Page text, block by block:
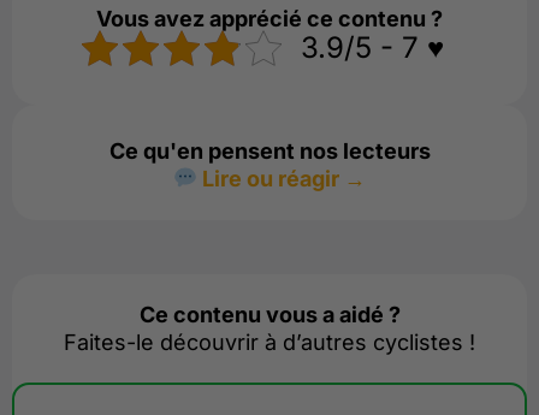
Vous avez apprécié ce contenu ?
3.9/5 - 7 ♥️
Ce qu'en pensent nos lecteurs
Lire ou réagir →
Ce contenu vous a aidé ?
Faites-le découvrir à d’autres cyclistes !